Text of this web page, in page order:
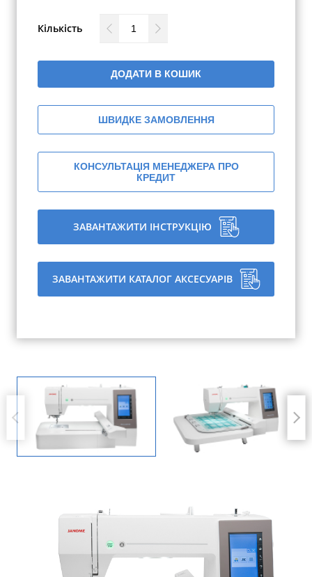
Кількість
ДОДАТИ В КОШИК
ШВИДКЕ ЗАМОВЛЕННЯ
КОНСУЛЬТАЦІЯ МЕНЕДЖЕРА ПРО
КРЕДИТ
ЗАВАНТАЖИТИ ІНСТРУКЦІЮ
ЗАВАНТАЖИТИ КАТАЛОГ АКСЕСУАРІВ